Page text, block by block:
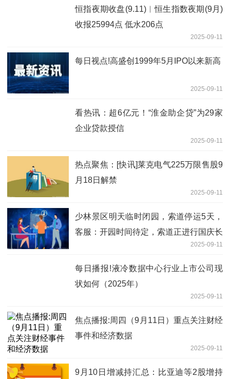
恒指夜期收盘(9.11)︱恒生指数夜期(9月)
收报25994点 低水206点
2025-09-11
每日视点!高盛创1999年5月IPO以来新高
2025-09-11
看热讯：超6亿元！“淮金助企贷”为29家
企业贷款授信
2025-09-11
热点聚焦：[快讯]莱克电气225万限售股9
月18日解禁
2025-09-11
少林景区明天临时闭园，索道停运5天，
客服：开园时间待定，索道正进行国庆长
2025-09-11
每日播报!液冷数据中心行业上市公司现
状如何（2025年）
2025-09-11
焦点播报:周四（9月11日）重点关注财经
事件和经济数据
2025-09-11
9月10日增减持汇总：比亚迪等2股增持